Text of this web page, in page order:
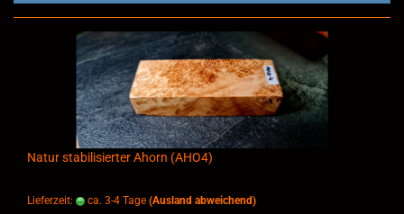
Natur stabilisierter Ahorn (AHO4)
Lieferzeit: ca. 3-4 Tage (Ausland abweichend)